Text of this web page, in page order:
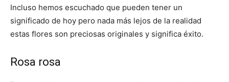
Incluso hemos escuchado que pueden tener un
significado de hoy pero nada más lejos de la realidad
estas flores son preciosas originales y significa éxito.
Rosa rosa